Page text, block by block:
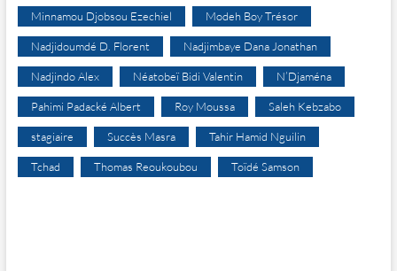
Minnamou Djobsou Ezechiel Modeh Boy Trésor
Nadjidoumdé D. Florent Nadjimbaye Dana Jonathan
Nadjindo Alex Néatobeï Bidi Valentin N’Djaména
Pahimi Padacké Albert Roy Moussa Saleh Kebzabo
stagiaire Succès Masra Tahir Hamid Nguilin
Tchad Thomas Reoukoubou Toïdé Samson